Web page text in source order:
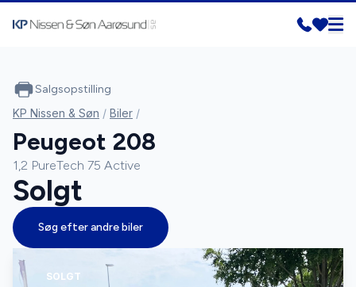
SOLGT
Salgsopstilling
KP Nissen & Søn / Biler /
Peugeot 208
1,2 PureTech 75 Active
Solgt
Søg efter andre biler